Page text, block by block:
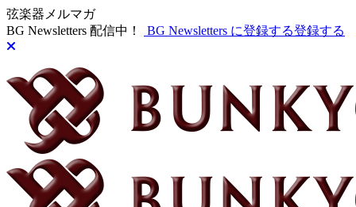
弦楽器メルマガ
BG Newsletters 配信中！
BG Newsletters に登録する登録する